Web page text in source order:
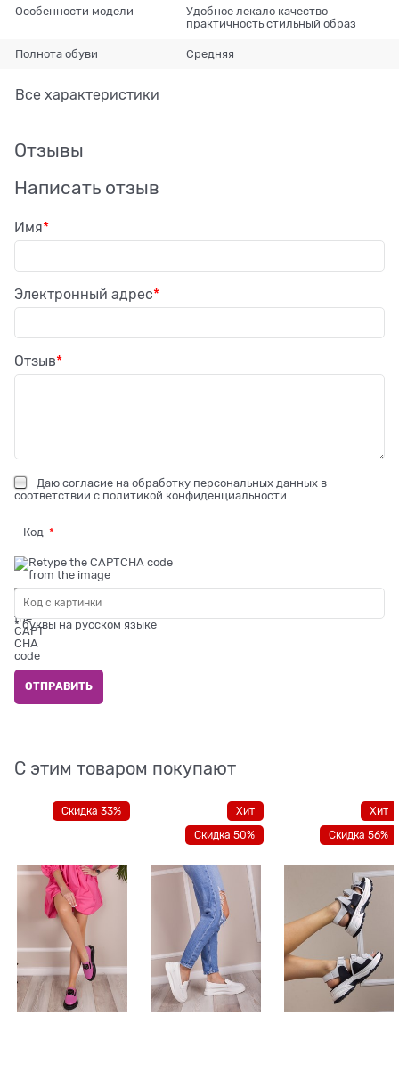
Особенности модели
Удобное лекало качество
практичность стильный образ
Полнота обуви Средняя
Все характеристики
Отзывы
Написать отзыв
Имя
Электронный адрес
Отзыв
Даю согласие на обработку персональных данных в
соответствии с политикой конфиденциальности
Код
* буквы на русском языке
С этим товаром покупают
Скидка 33%
Хит
Скидка 50%
Хит
Скидка 56%